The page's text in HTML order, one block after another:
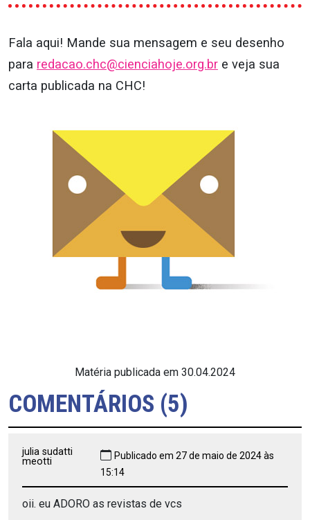
Fala aqui! Mande sua mensagem e seu desenho
para redacao.chc@cienciahoje.org.br e veja sua
carta publicada na CHC!
Matéria publicada em 30.04.2024
COMENTÁRIOS (5)
julia sudatti
meotti
Publicado em 27 de maio de 2024 às
15:14
oii. eu ADORO as revistas de vcs